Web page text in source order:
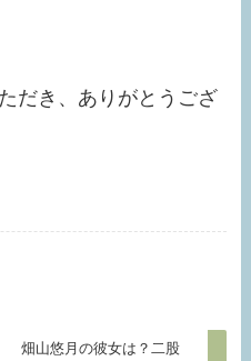
だき、ありがとうござ
畑山悠月の彼女は？二股